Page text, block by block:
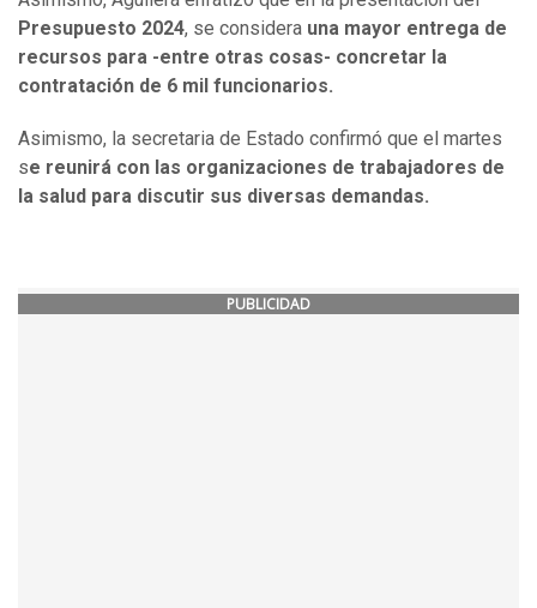
Presupuesto 2024, se considera una mayor entrega de
recursos para -entre otras cosas- concretar la
contratación de 6 mil funcionarios.
Asimismo, la secretaria de Estado confirmó que el martes
se reunirá con las organizaciones de trabajadores de
la salud para discutir sus diversas demandas.
PUBLICIDAD